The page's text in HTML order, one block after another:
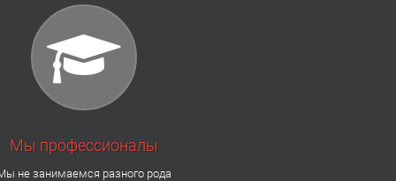
Мы профессионалы
не занимаемся разного рода